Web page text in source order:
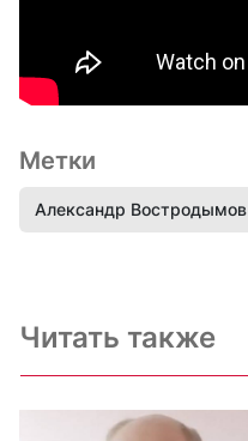
Метки
Александр Востродымов
Читать также